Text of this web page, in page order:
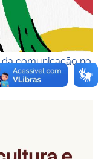
comunicação no